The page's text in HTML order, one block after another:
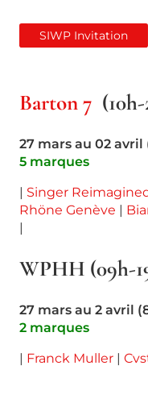
SIWP Invitation
Barton 7
27 mars au 02 avril
5 marques
| Singer
Rhöne Genève |
|
WPHH (09h-
27 mars au 2 avril
2 marques
| Franck Muller |